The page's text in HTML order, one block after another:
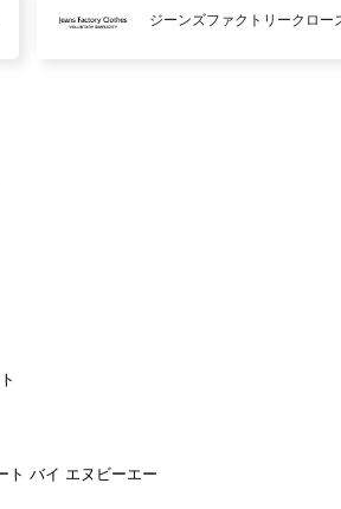
ジーンズファクトリークロー
ト バイ エヌビーエー